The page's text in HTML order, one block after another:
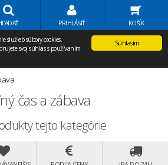
Volať Agem
PRIHLÁSIŤ KOŠÍK
Súhlasím
služieb súbory cookies.
svoj súhlas s používaním
čas a zábava
tejto kategórie